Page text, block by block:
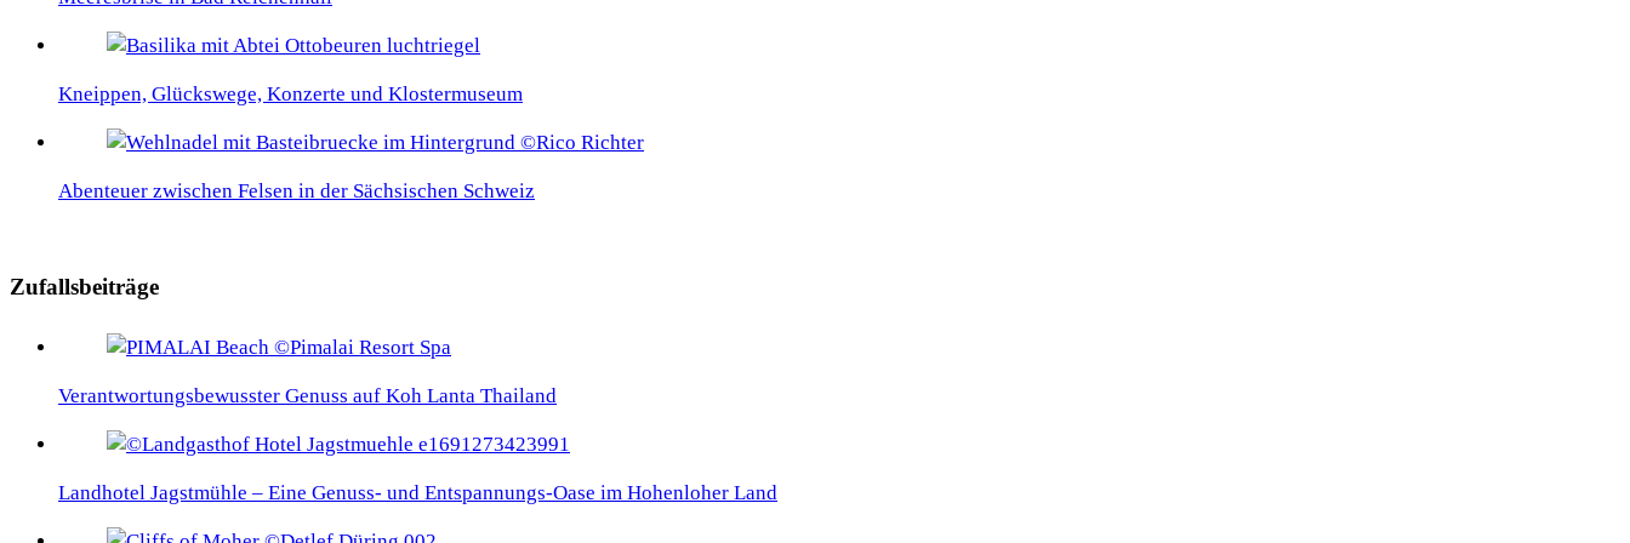
Kneippen, Glückswege, Konzerte und Klostermuseum
Abenteuer zwischen Felsen in der Sächsischen Schweiz
Zufallsbeiträge
Verantwortungsbewusster Genuss auf Koh Lanta Thailand
Landhotel Jagstmühle – Eine Genuss- und Entspannungs-Oase im Hohenloher Land